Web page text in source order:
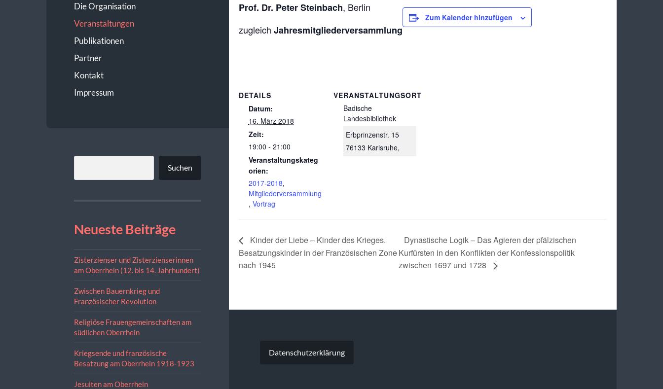
Die Organisation
Veranstaltungen
Publikationen
Partner
Kontakt
Impressum
SUCHEN
Suchen
Neueste Beiträge
Zisterzienser und Zisterzienserinnen
am Oberrhein (12. bis 14. Jahrhundert)
Zwischen Bauernkrieg und
Französischer Revolution
Religiöse Frauengemeinschaften am
südlichen Oberrhein
Kriegsende und französische
Besatzung am Oberrhein 1918-1923
Jesuiten am Oberrhein
Prof. Dr. Peter Steinbach, Berlin
zugleich Jahresmitgliederversammlung
Zum Kalender hinzufügen
DETAILS
Datum:
16. März 2018
Zeit:
19:00 - 21:00
Veranstaltungskateg
orien:
2017-2018,
Mitgliederversammlung
, Vortrag
VERANSTALTUNGSORT
Badische
Landesbibliothek
Erbprinzenstr. 15
76133 Karlsruhe,
Kinder der Liebe – Kinder des Krieges.
Besatzungskinder in der Französischen Zone
nach 1945
Dynastische Logik – Das Agieren der pfälzischen
Kurfürsten in den Konflikten der Konfessionspolitik
zwischen 1697 und 1728
Datenschutzerklärung